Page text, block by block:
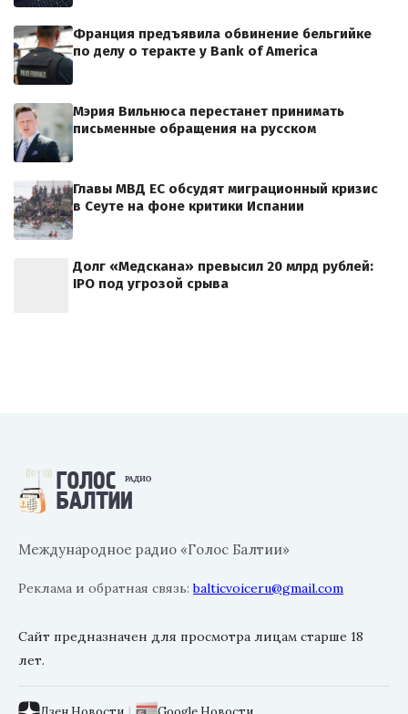
Франция предъявила обвинение бельгийке
по делу о теракте у Bank of America
Мэрия Вильнюса перестанет принимать
письменные обращения на русском
Главы МВД ЕС обсудят миграционный кризис
в Сеуте на фоне критики Испании
Долг «Медскана» превысил 20 млрд рублей:
IPO под угрозой срыва
Международное радио «Голос Балтии»
Реклама и обратная связь:balticvoiceru@gmail.com
Сайт предназначен для просмотра лицам старше 18
лет.